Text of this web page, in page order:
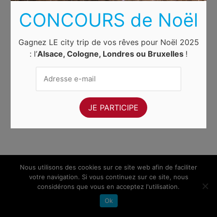
Nous utilisons des cookies sur ce site web afin de faciliter
votre navigation. Si vous continuez sur ce site, nous
considérons que vous en acceptez l'utilisation.
Ok
CONCOURS de Noël
Gagnez LE city trip de vos rêves pour Noël 2025
: l’Alsace, Cologne, Londres ou Bruxelles !